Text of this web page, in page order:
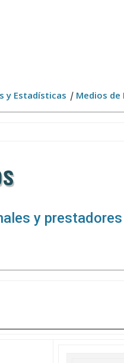
y Estadísticas | Medios de
y